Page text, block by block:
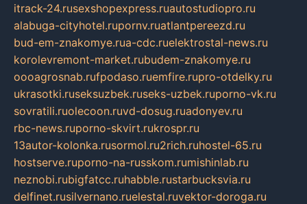
itrack-24.rusexshopexpress.ruautostudiopro.ru
alabuga-cityhotel.rupornv.ruatlantpereezd.ru
bud-em-znakomye.rua-cdc.ruelektrostal-news.ru
korolevremont-market.rubudem-znakomye.ru
oooagrosnab.rufpodaso.ruemfire.rupro-otdelky.ru
ukrasotki.ruseksuzbek.ruseks-uzbek.ruporno-vk.ru
sovratili.ruolecoon.ruvd-dosug.ruadonyev.ru
rbc-news.ruporno-skvirt.rukrospr.ru
13autor-kolonka.rusormol.ru2rich.ruhostel-65.ru
hostserve.ruporno-na-russkom.rumishinlab.ru
neznobi.rubigfatcc.ruhabble.rustarbucksvia.ru
delfinet.rusilvernano.ruelestal.ruvektor-doroga.ru